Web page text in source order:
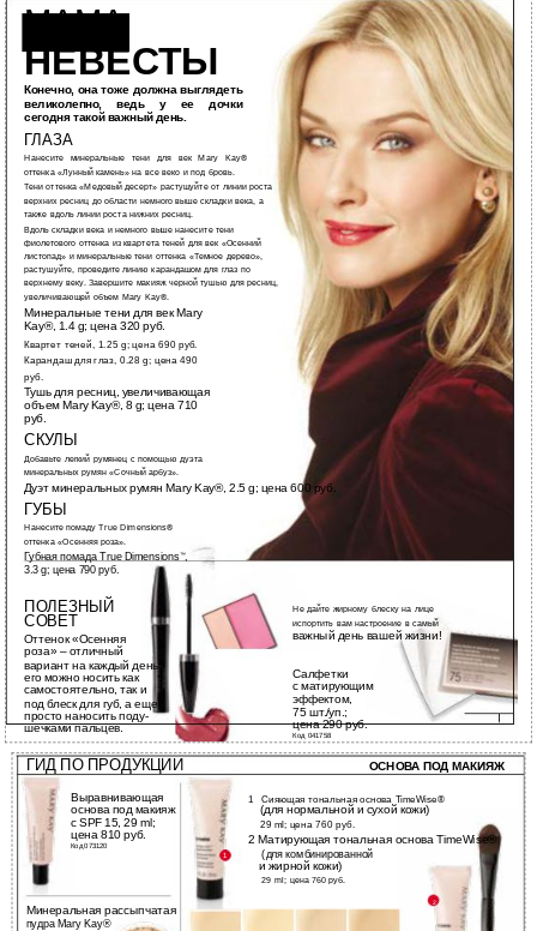
МАМА
НЕВЕСТЫ
Конечно, она тоже должна выглядеть
великолепно, ведь у ее дочки
сегодня такой важный день.
ГЛАЗА
Нанесите минеральные тени для век Mary Kay®
оттенка «Лунный камень» на все веко и под бровь.
Тени оттенка «Медовый десерт» растушуйте от линии роста
верхних ресниц до области немного выше складки века, а
также вдоль линии роста нижних ресниц.
Вдоль складки века и немного выше нанесите тени
фиолетового оттенка из квартета теней для век «Осенний
листопад» и минеральные тени оттенка «Темное дерево»,
растушуйте, проведите линию карандашом для глаз по
верхнему веку. Завершите макияж черной тушью для ресниц,
увеличивающей объем Mary Kay®.
Минеральные тени для век Mary
Kay®, 1.4 g; цена 320 руб.
Квартет теней, 1.25 g; цена 690 руб.
Карандаш для глаз, 0.28 g; цена 490
руб.
Тушь для ресниц, увеличивающая
объем Mary Kay®, 8 g; цена 710
руб.
СКУЛЫ
Добавьте легкий румянец с помощью дуэта
минеральных румян «Сочный арбуз».
Дуэт минеральных румян Mary Kay®, 2.5 g; цена 600 руб.
ГУБЫ
Нанесите помаду True Dimensions®
оттенка «Осенняя роза».
Губная помада True Dimensions ™,
3.3 g; цена 790 руб.
ПОЛЕЗНЫЙ Не дайте жирному блеску на лице
СОВЕТ испортить вам настроение в самый
Оттенок «Осенняя важный день вашей жизни!
роза» – отличный
вариант на каждый день:
Салфетки
его можно носить как
с матирующим
самостоятельно, так и
эффектом,
под блеск для губ, а еще
75 шт./уп.;
просто наносить поду-
цена 290 руб.
шечками пальцев.
Код 041758
WWW.MARYKAY.RU
ГИД ПО ПРОДУКЦИИ ОСНОВА ПОД МАКИЯЖ
Выравнивающая 1 Сияющая тональная основа TimeWise®
основа под макияж (для нормальной и сухой кожи)
с SPF 15, 29 ml; 29 ml; цена 760 руб.
цена 810 руб. 2 Матирующая тональная основа TimeWise®
Код 073120
(для комбинированной
1
и жирной кожи)
29 ml; цена 760 руб.
Минеральная рассыпчатая
2
пудра Mary Kay®